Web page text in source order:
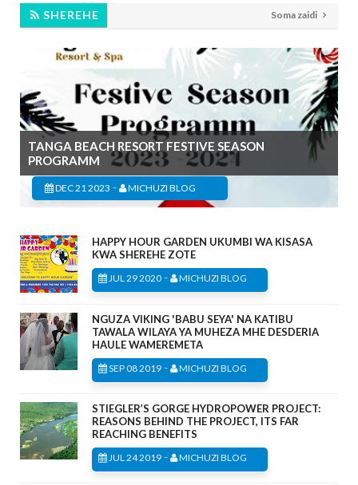
SHEREHE Soma zaidi
TANGA BEACH RESORT FESTIVE SEASON
PROGRAMM
DEC 21 2023 - MICHUZI BLOG
HAPPY HOUR GARDEN UKUMBI WA KISASA
KWA SHEREHE ZOTE
JUL 29 2020 - MICHUZI BLOG
NGUZA VIKING 'BABU SEYA' NA KATIBU
TAWALA WILAYA YA MUHEZA MHE DESDERIA
HAULE WAMEREMETA
SEP 08 2019 - MICHUZI BLOG
STIEGLER’S GORGE HYDROPOWER PROJECT:
REASONS BEHIND THE PROJECT, ITS FAR
REACHING BENEFITS
JUL 24 2019 - MICHUZI BLOG